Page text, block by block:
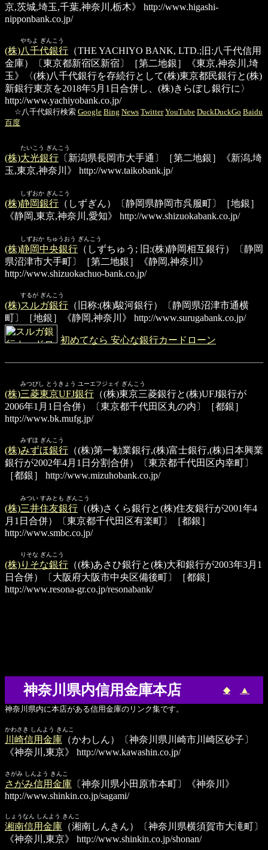
京,茨城,埼玉,千葉,神奈川,栃木》
http://www.higashi-
nipponbank.co.jp/
やちよ ぎんこう
(株)八千代銀行 （THE YACHIYO BANK, LTD.;旧:八千代信用
金庫）〔東京都新宿区新宿〕［第二地銀］《東京,神奈川,埼
玉》〈(株)八千代銀行を存続行として(株)東京都民銀行と(株)
新銀行東京を2018年5月1日合併し、(株)きらぼし銀行に〉
http://www.yachiyobank.co.jp/
☆八千代銀行検索 Google Bing News Twitter YouTube DuckDuckGo Baidu
百度
たいこう ぎんこう
(株)大光銀行 〔新潟県長岡市大手通〕［第二地銀］《新潟,埼
玉,東京,神奈川》
http://www.taikobank.jp/
しずおか ぎんこう
(株)静岡銀行 （しずぎん）〔静岡県静岡市呉服町〕［地銀］
《静岡,東京,神奈川,愛知》
http://www.shizuokabank.co.jp/
しずおか ちゅうおう ぎんこう
(株)静岡中央銀行 （しずちゅう; 旧:(株)静岡相互銀行）〔静岡
県沼津市大手町〕［第二地銀］《静岡,神奈川》
http://www.shizuokachuo-bank.co.jp/
するが ぎんこう
(株)スルガ銀行 （旧称:(株)駿河銀行）〔静岡県沼津市通横
町〕［地銀］《静岡,神奈川》
http://www.surugabank.co.jp/
初めてなら 安心な銀行カードローン
みつびし とうきょう ユーエフジェイ ぎんこう
(株)三菱東京UFJ銀行 （(株)東京三菱銀行と(株)UFJ銀行が
2006年1月1日合併）〔東京都千代田区丸の内〕［都銀］
http://www.bk.mufg.jp/
みずほ ぎんこう
(株)みずほ銀行 （(株)第一勧業銀行,(株)富士銀行,(株)日本興業
銀行が2002年4月1日分割合併）〔東京都千代田区内幸町〕
［都銀］
http://www.mizuhobank.co.jp/
みつい すみとも ぎんこう
(株)三井住友銀行 （(株)さくら銀行と(株)住友銀行が2001年4
月1日合併）〔東京都千代田区有楽町〕［都銀］
http://www.smbc.co.jp/
りそな ぎんこう
(株)りそな銀行 （(株)あさひ銀行と(株)大和銀行が2003年3月1
日合併）〔大阪府大阪市中央区備後町〕［都銀］
http://www.resona-gr.co.jp/resonabank/
神奈川県内信用金庫本店 ◆ ▲
神奈川県内に本店がある信用金庫のリンク集です。
かわさき しんよう きんこ
川崎信用金庫 （かわしん）〔神奈川県川崎市川崎区砂子〕
《神奈川,東京》
http://www.kawashin.co.jp/
さがみ しんよう きんこ
さがみ信用金庫 〔神奈川県小田原市本町〕《神奈川》
http://www.shinkin.co.jp/sagami/
しょうなん しんよう きんこ
湘南信用金庫 （湘南しんきん）〔神奈川県横須賀市大滝町〕
《神奈川,東京》
http://www.shinkin.co.jp/shonan/